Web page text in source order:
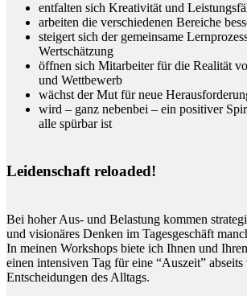
entfalten sich Kreativität und
arbeiten die verschiedenen Bereiche
steigert sich der gemeinsame
Wertschätzung
öffnen sich Mitarbeiter für die Realität
und Wettbewerb
wächst der Mut für neue
wird – ganz nebenbei – ein positiver
alle spürbar ist
Leidenschaft reloaded!
Bei hoher Aus- und Belastung kommen
und visionäres Denken im Tagesgeschäft
In meinen Workshops biete ich Ihnen und
einen intensiven Tag für eine “Auszeit” abseits
Entscheidungen des Alltags.